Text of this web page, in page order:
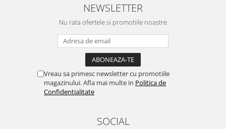
NEWSLETTER
Nu rata ofertele si promotiile noastre
Vreau sa primesc newsletter cu promotiile
magazinului. Afla mai multe in Politica de
Confidentialitate
SOCIAL